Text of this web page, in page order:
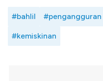
#bahlil #pengangguran
#kemiskinan